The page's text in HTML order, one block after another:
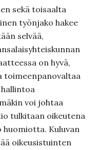
sekä toisaalta
työnjako hakee
selvää,
on hyvä,
toimeenpanovaltaa
hallintoa
voi johtaa
tulkitaan oikeutena
Kuluvan
oikeusistuinten